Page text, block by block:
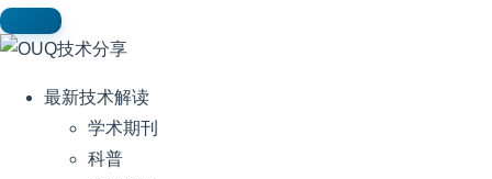
最新技术解读
学术期刊
科普